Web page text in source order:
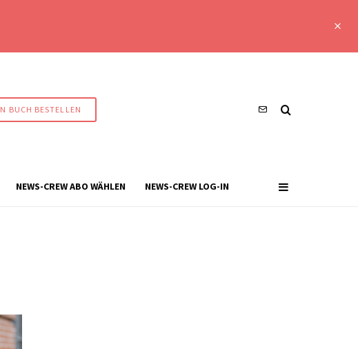
BUCH BESTELLEN
NEWS-CREW ABO WÄHLEN NEWS-CREW LOG-IN